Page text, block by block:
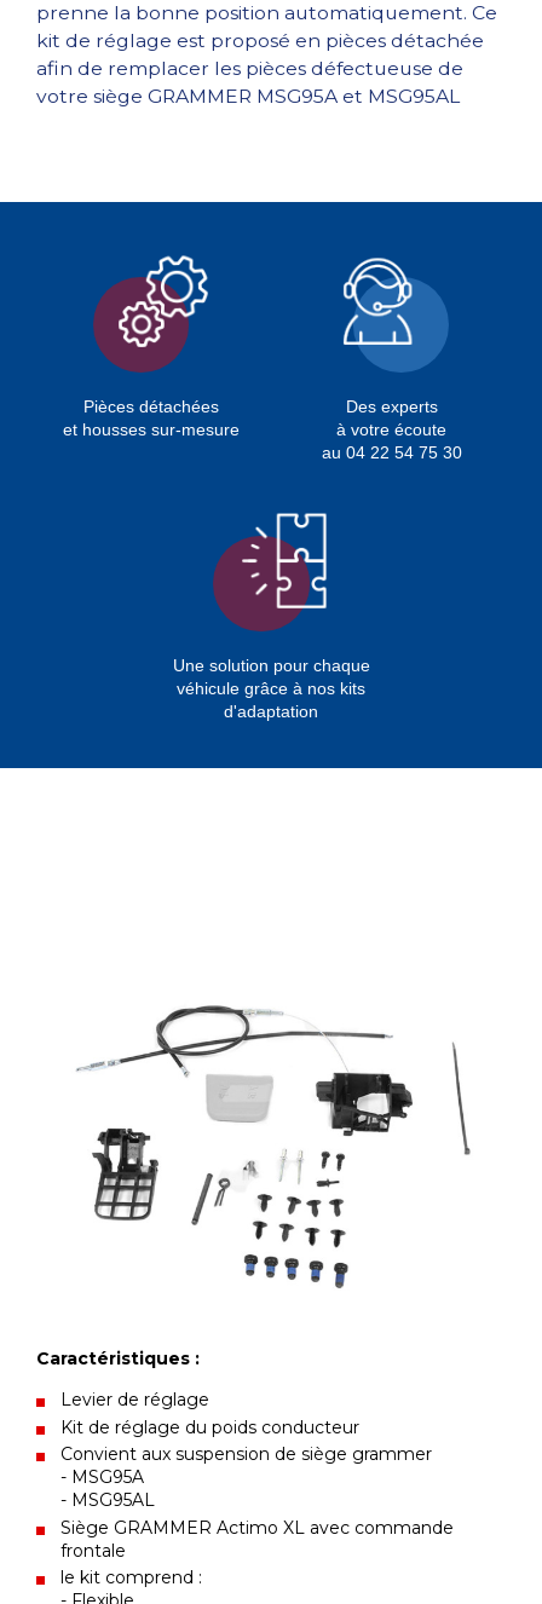
prenne la bonne position automatiquement. Ce
kit de réglage est proposé en pièces détachée
afin de remplacer les pièces défectueuse de
votre siège GRAMMER MSG95A et MSG95AL
Pièces détachées
et housses sur-mesure
Des experts
à votre écoute
au 04 22 54 75 30
Une solution pour chaque
véhicule grâce à nos kits
d'adaptation
Caractéristiques :
Levier de réglage
Kit de réglage du poids conducteur
Convient aux suspension de siège grammer
- MSG95A
- MSG95AL
Siège GRAMMER Actimo XL avec commande
frontale
le kit comprend :